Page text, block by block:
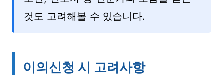
것도 고려해볼 수 있습니다.
이의신청 시 고려사항